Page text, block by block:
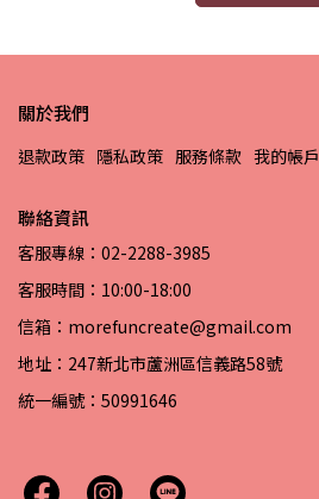
關於我們
退款政策 隱私政策 服務條款 我的帳戶
聯絡資訊
客服專線：02-2288-3985
客服時間：10:00-18:00
信箱：morefuncreate@gmail.com
地址：247新北市蘆洲區信義路58號
統一編號：50991646